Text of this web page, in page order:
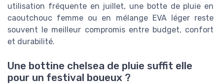
utilisation fréquente en juillet, une botte de pluie en
caoutchouc femme ou en mélange EVA léger reste
souvent le meilleur compromis entre budget, confort
et durabilité.
Une bottine chelsea de pluie suffit elle
pour un festival boueux ?